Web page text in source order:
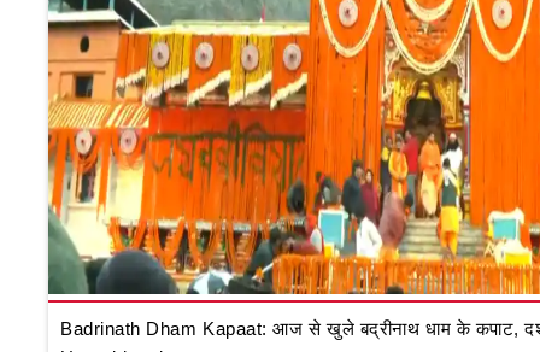
Badrinath Dham Kapaat: आज से खुले बद्रीनाथ धाम के कपाट,